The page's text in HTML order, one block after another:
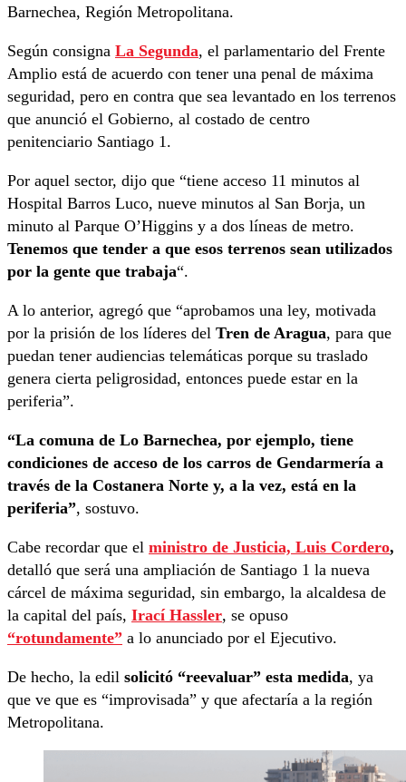
Barnechea, Región Metropolitana.
Según consigna La Segunda, el parlamentario del Frente
Amplio está de acuerdo con tener una penal de máxima
seguridad, pero en contra que sea levantado en los terrenos
que anunció el Gobierno, al costado de centro
penitenciario Santiago 1.
Por aquel sector, dijo que “tiene acceso 11 minutos al
Hospital Barros Luco, nueve minutos al San Borja, un
minuto al Parque O’Higgins y a dos líneas de metro.
Tenemos que tender a que esos terrenos sean utilizados
por la gente que trabaja“.
A lo anterior, agregó que “aprobamos una ley, motivada
por la prisión de los líderes del Tren de Aragua, para que
puedan tener audiencias telemáticas porque su traslado
genera cierta peligrosidad, entonces puede estar en la
periferia”.
“La comuna de Lo Barnechea, por ejemplo, tiene
condiciones de acceso de los carros de Gendarmería a
través de la Costanera Norte y, a la vez, está en la
periferia”, sostuvo.
Cabe recordar que el ministro de Justicia, Luis Cordero,
detalló que será una ampliación de Santiago 1 la nueva
cárcel de máxima seguridad, sin embargo, la alcaldesa de
la capital del país, Irací Hassler, se opuso
“rotundamente” a lo anunciado por el Ejecutivo.
De hecho, la edil solicitó “reevaluar” esta medida, ya
que ve que es “improvisada” y que afectaría a la región
Metropolitana.